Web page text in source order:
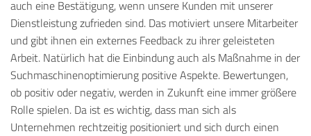
auch eine Bestätigung, wenn unsere Kunden mit unserer
Dienstleistung zufrieden sind. Das motiviert unsere Mitarbeiter
und gibt ihnen ein externes Feedback zu ihrer geleisteten
Arbeit. Natürlich hat die Einbindung auch als Maßnahme in der
Suchmaschinenoptimierung positive Aspekte. Bewertungen,
ob positiv oder negativ, werden in Zukunft eine immer größere
Rolle spielen. Da ist es wichtig, dass man sich als
Unternehmen rechtzeitig positioniert und sich durch einen